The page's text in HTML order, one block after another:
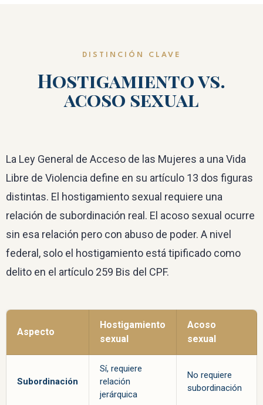
DISTINCIÓN CLAVE
Hostigamiento vs.
acoso sexual
La Ley General de Acceso de las Mujeres a una Vida
Libre de Violencia define en su artículo 13 dos figuras
distintas. El hostigamiento sexual requiere una
relación de subordinación real. El acoso sexual ocurre
sin esa relación pero con abuso de poder. A nivel
federal, solo el hostigamiento está tipificado como
delito en el artículo 259 Bis del CPF.
Aspecto
Hostigamiento
sexual
Acoso
sexual
Subordinación
Sí, requiere
relación
jerárquica
No requiere
subordinación